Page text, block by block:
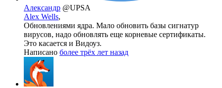
Александр @UPSA
Alex Wells,
Обновлениями ядра. Мало обновить базы сигнатур
вирусов, надо обновлять еще корневые сертификаты.
Это касается и Видоуз.
Написано более трёх лет назад